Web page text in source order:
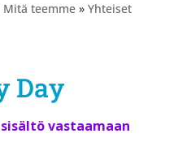
Mitä teemme » Yhteiset
Day
vastaamaan